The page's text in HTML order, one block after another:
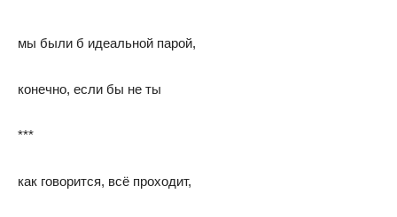
мы были б идеальной парой,
конечно, если бы не ты
***
как говорится, всё проходит,